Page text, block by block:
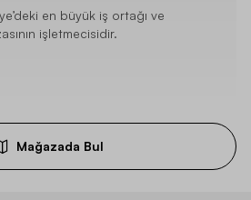
en büyük iş ortağı ve
işletmecisidir.
Mağazada Bul